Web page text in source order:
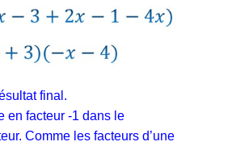
final.
en facteur -1 dans le
Comme les facteurs d’une